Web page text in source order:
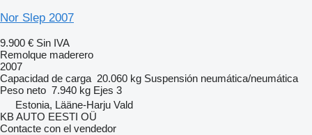
Nor Slep 2007
9.900 € Sin IVA
Remolque maderero
2007
Capacidad de carga 20.060 kg Suspensión neumática/neumática
Peso neto 7.940 kg Ejes 3
Estonia, Lääne-Harju Vald
KB AUTO EESTI OÜ
Contacte con el vendedor